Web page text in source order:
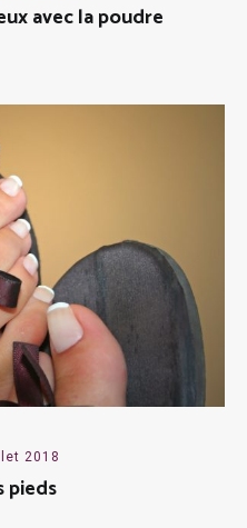
avec la poudre
2018
pieds